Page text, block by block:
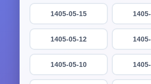
1405-05-15
1405-05-12
1405-05-10